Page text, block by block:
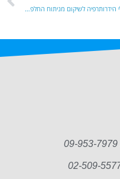
טיפולי הידרותרפיה לשיקום מניתוח החלפת מפרק